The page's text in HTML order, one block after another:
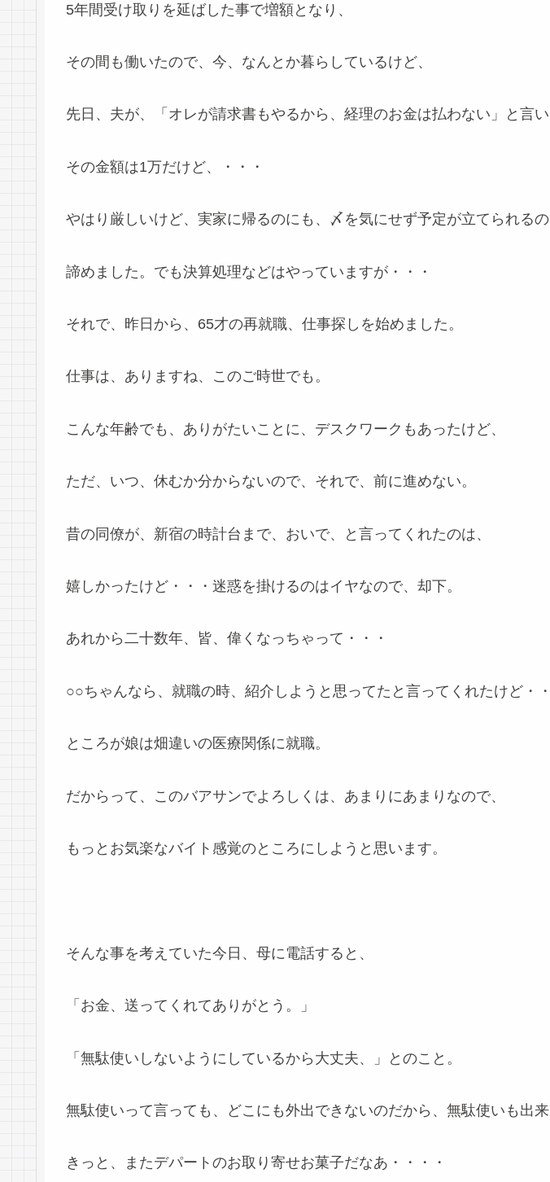
5年間受け取りを延ばした事で増額となり、
その間も働いたので、今、なんとか暮らしているけど、
先日、夫が、「オレが請求書もやるから、経理のお金は払わない」と言い
その金額は1万だけど、・・・
やはり厳しいけど、実家に帰るのにも、〆を気にせず予定が立てられるの
諦めました。でも決算処理などはやっていますが・・・
それで、昨日から、65才の再就職、仕事探しを始めました。
仕事は、ありますね、このご時世でも。
こんな年齢でも、ありがたいことに、デスクワークもあったけど、
ただ、いつ、休むか分からないので、それで、前に進めない。
昔の同僚が、新宿の時計台まで、おいで、と言ってくれたのは、
嬉しかったけど・・・迷惑を掛けるのはイヤなので、却下。
あれから二十数年、皆、偉くなっちゃって・・・
○○ちゃんなら、就職の時、紹介しようと思ってたと言ってくれたけど・・
ところが娘は畑違いの医療関係に就職。
だからって、このバアサンでよろしくは、あまりにあまりなので、
もっとお気楽なバイト感覚のところにしようと思います。
そんな事を考えていた今日、母に電話すると、
「お金、送ってくれてありがとう。」
「無駄使いしないようにしているから大丈夫、」とのこと。
無駄使いって言っても、どこにも外出できないのだから、無駄使いも出来
きっと、またデパートのお取り寄せお菓子だなあ・・・・